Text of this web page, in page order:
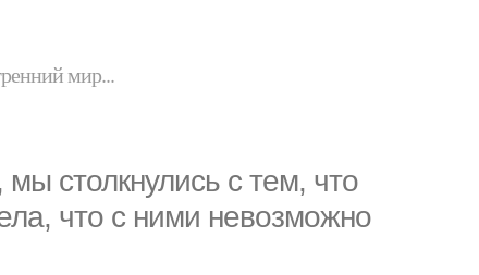
мир...
столкнулись с тем, что
что с ними невозможно